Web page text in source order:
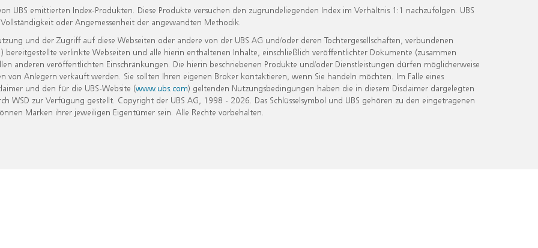
UBS emittierten Index-Produkten. Diese Produkte versuchen den zugrundeliegenden Index im Verhältnis 1:1 nachzufolgen. UBS
oder Angemessenheit der angewandten Methodik.
und der Zugriff auf diese Webseiten oder andere von der UBS AG und/oder deren Tochtergesellschaften, verbundenen
verlinkte Webseiten und alle hierin enthaltenen Inhalte, einschließlich veröffentlichter Dokumente (zusammen
anderen veröffentlichten Einschränkungen. Die hierin beschriebenen Produkte und/oder Dienstleistungen dürfen möglicherweise
Anlegern verkauft werden. Sie sollten Ihren eigenen Broker kontaktieren, wenn Sie handeln möchten. Im Falle eines
und den für die UBS-Website (www.ubs.com) geltenden Nutzungsbedingungen haben die in diesem Disclaimer dargelegten
zur Verfügung gestellt. Copyright der UBS AG, 1998 - 2026. Das Schlüsselsymbol und UBS gehören zu den eingetragenen
Marken ihrer jeweiligen Eigentümer sein. Alle Rechte vorbehalten.